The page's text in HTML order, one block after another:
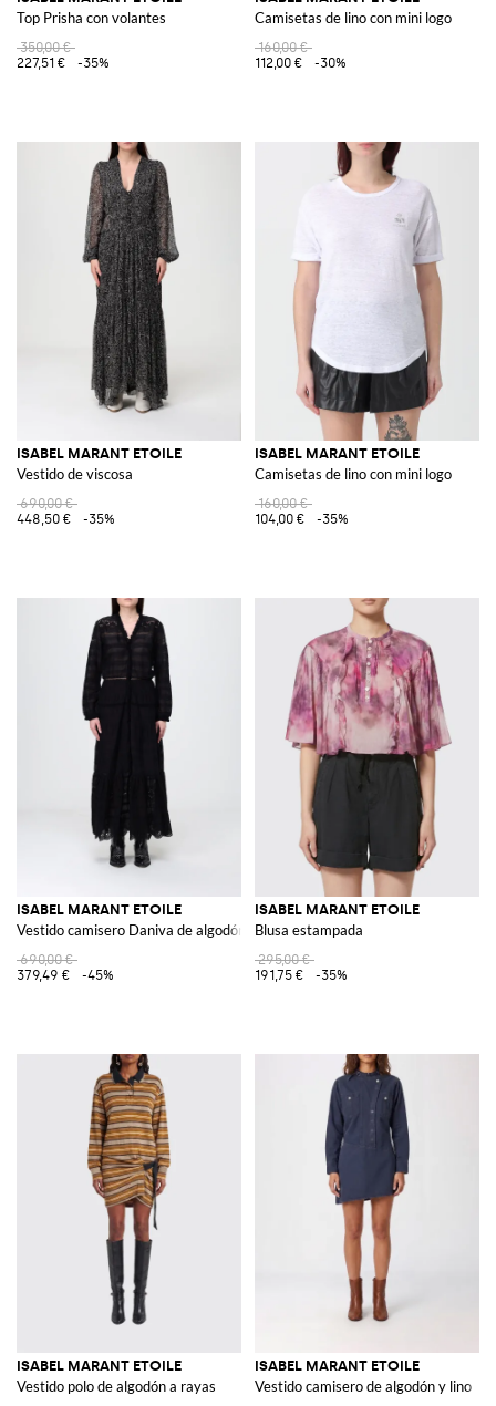
Top Prisha con volantes
350,00 €
227,51 €
-35%
Camisetas de lino con mini logo
160,00 €
112,00 €
-30%
ISABEL MARANT ETOILE
Vestido de viscosa
690,00 €
448,50 €
-35%
ISABEL MARANT ETOILE
Camisetas de lino con mini logo
160,00 €
104,00 €
-35%
ISABEL MARANT ETOILE
Vestido camisero Daniva de algodón
690,00 €
379,49 €
-45%
ISABEL MARANT ETOILE
Blusa estampada
295,00 €
191,75 €
-35%
ISABEL MARANT ETOILE
Vestido polo de algodón a rayas
ISABEL MARANT ETOILE
Vestido camisero de algodón y lino